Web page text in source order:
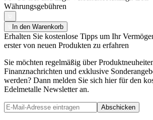
Währungsgebühren
In den Warenkorb
Erhalten Sie kostenlose Tipps um Ihr
erster von neuen Produkten zu erfahren
Sie möchten regelmäßig über
Finanznachrichten und exklusive
werden? Dann melden Sie sich hier für den
Edelmetalle Newsletter an.
Abschicken